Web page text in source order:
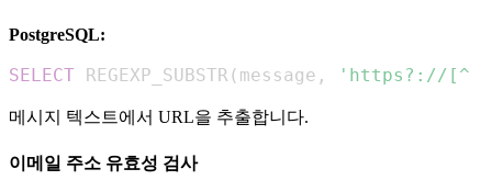
PostgreSQL:
SELECT REGEXP_SUBSTR ( message , 'https?://[^
메시지 텍스트에서 URL을 추출합니다.
이메일 주소 유효성 검사